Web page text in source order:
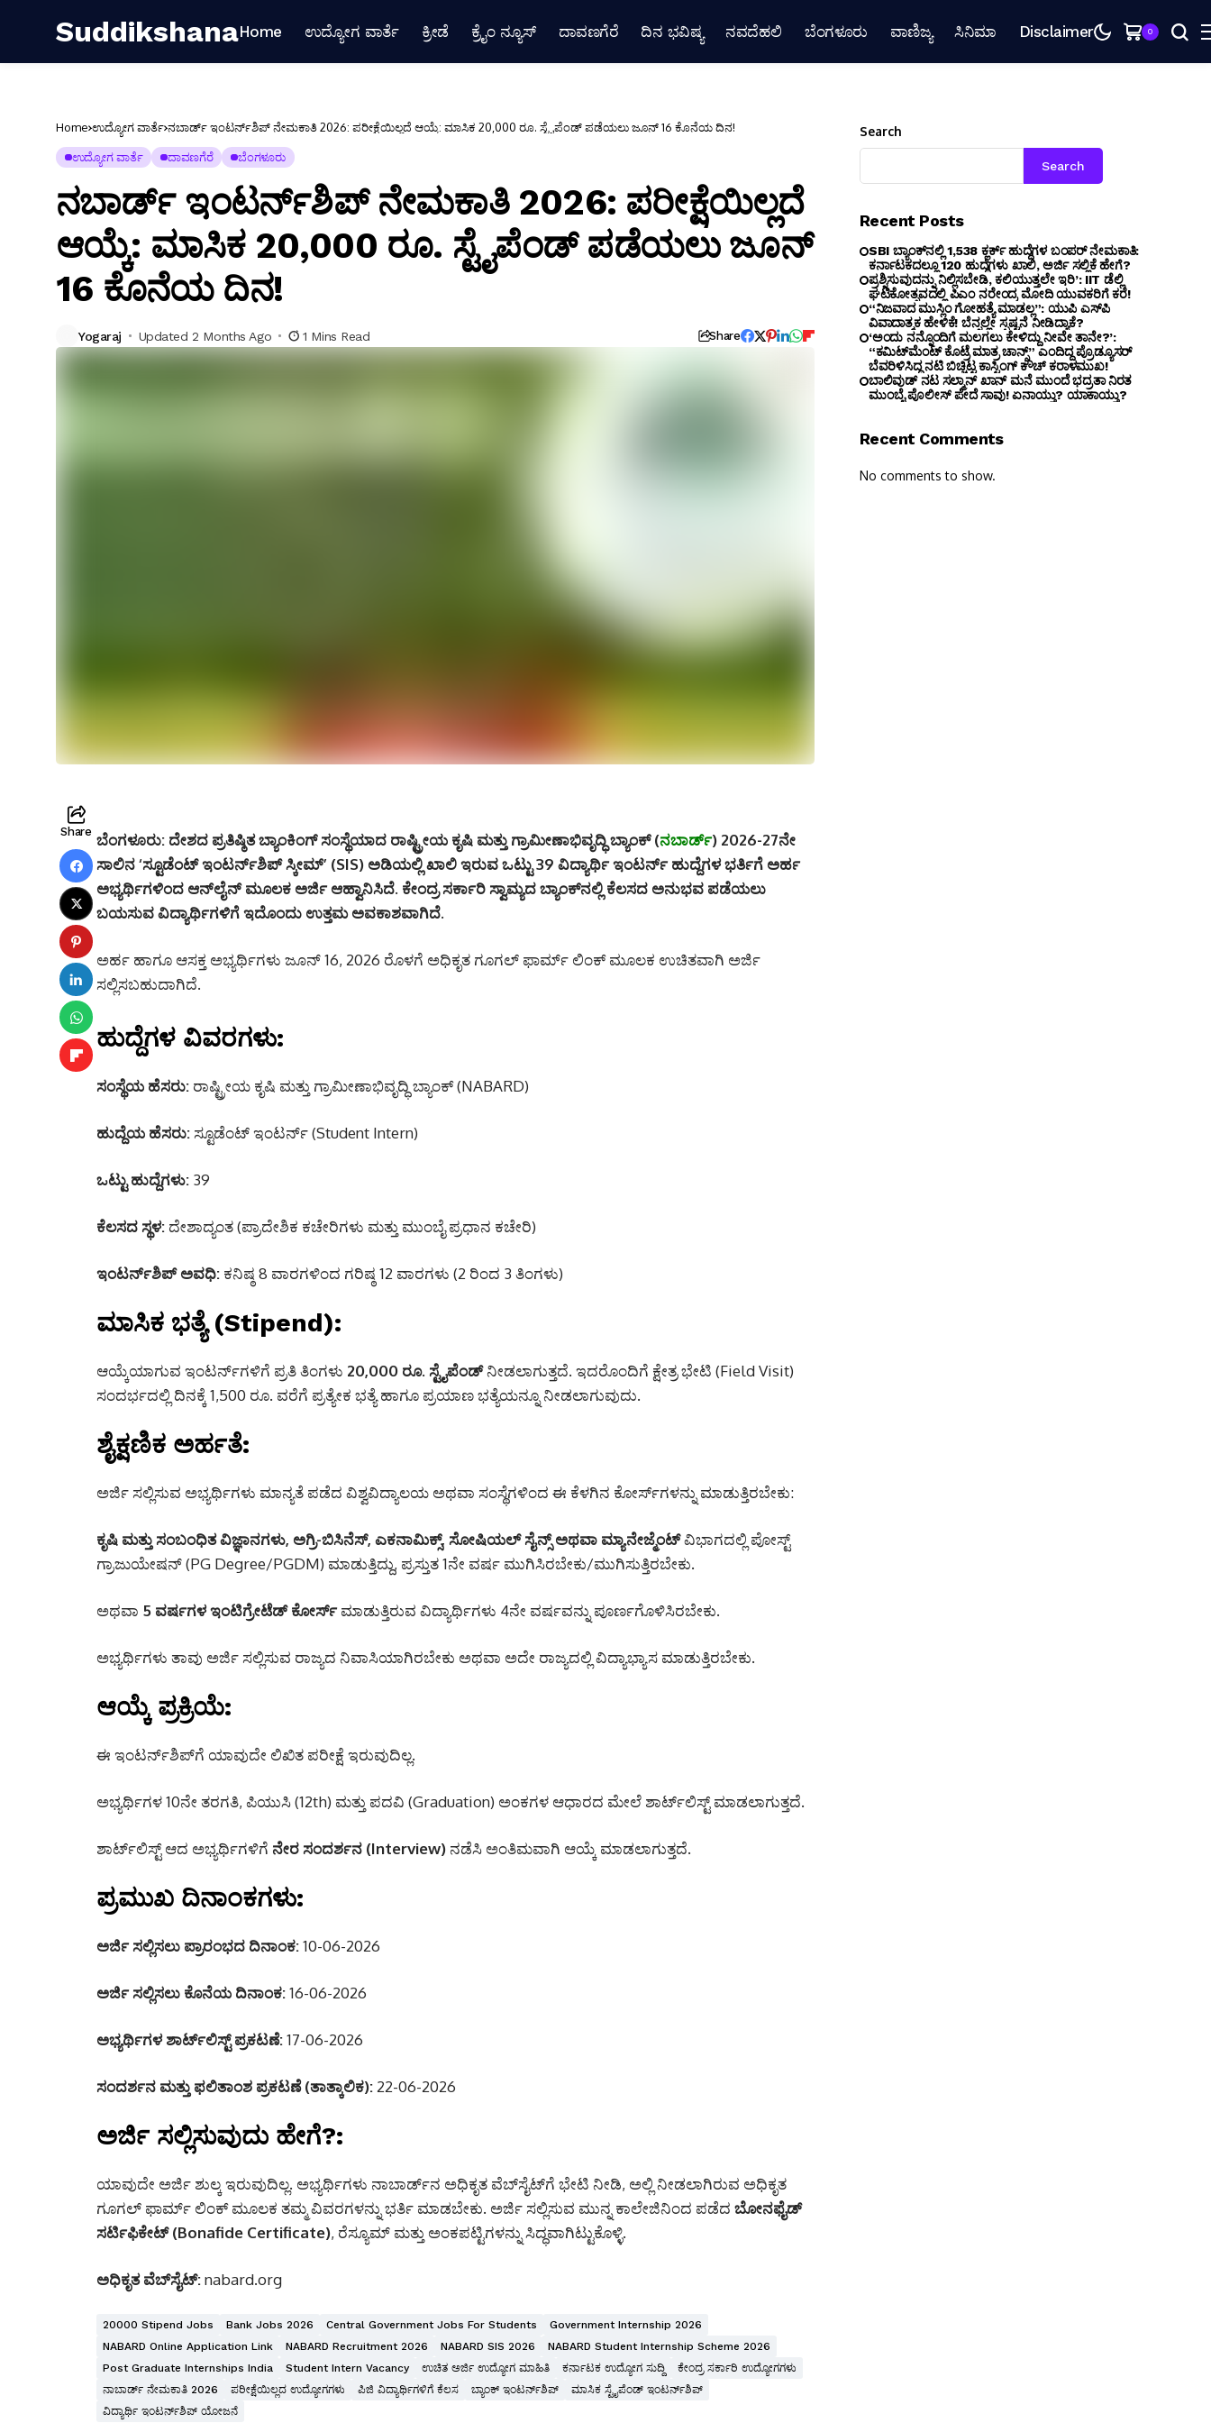
SuddikshanaHome ಉದ್ಯೋಗ ವಾರ್ತೆ ಕ್ರೀಡೆ ಕ್ರೈಂ ನ್ಯೂಸ್ ದಾವಣಗೆರೆ ದಿನ ಭವಿಷ್ಯ ನವದೆಹಲಿ ಬೆಂಗಳೂರು ವಾಣಿಜ್ಯ ಸಿನಿಮಾ Disclaimer 0
Home ಉದ್ಯೋಗ ವಾರ್ತೆ ನಬಾರ್ಡ್ ಇಂಟರ್ನ್‌ಶಿಪ್ ನೇಮಕಾತಿ 2026: ಪರೀಕ್ಷೆಯಿಲ್ಲದೆ ಆಯ್ಕೆ: ಮಾಸಿಕ 20,000 ರೂ. ಸ್ಟೈಪೆಂಡ್ ಪಡೆಯಲು ಜೂನ್ 16 ಕೊನೆಯ ದಿನ!
ಉದ್ಯೋಗ ವಾರ್ತೆ ದಾವಣಗೆರೆ ಬೆಂಗಳೂರು
ನಬಾರ್ಡ್ ಇಂಟರ್ನ್‌ಶಿಪ್ ನೇಮಕಾತಿ 2026: ಪರೀಕ್ಷೆಯಿಲ್ಲದೆ
ಆಯ್ಕೆ: ಮಾಸಿಕ 20,000 ರೂ. ಸ್ಟೈಪೆಂಡ್ ಪಡೆಯಲು ಜೂನ್
16 ಕೊನೆಯ ದಿನ!
Yogaraj Updated 2 Months Ago 1 Mins Read Share
Share ಬೆಂಗಳೂರು: ದೇಶದ ಪ್ರತಿಷ್ಠಿತ ಬ್ಯಾಂಕಿಂಗ್ ಸಂಸ್ಥೆಯಾದ ರಾಷ್ಟ್ರೀಯ ಕೃಷಿ ಮತ್ತು ಗ್ರಾಮೀಣಾಭಿವೃದ್ಧಿ ಬ್ಯಾಂಕ್ (ನಬಾರ್ಡ್) 2026-27ನೇ
ಸಾಲಿನ ‘ಸ್ಟೂಡೆಂಟ್ ಇಂಟರ್ನ್‌ಶಿಪ್ ಸ್ಕೀಮ್’ (SIS) ಅಡಿಯಲ್ಲಿ ಖಾಲಿ ಇರುವ ಒಟ್ಟು 39 ವಿದ್ಯಾರ್ಥಿ ಇಂಟರ್ನ್ ಹುದ್ದೆಗಳ ಭರ್ತಿಗೆ ಅರ್ಹ
ಅಭ್ಯರ್ಥಿಗಳಿಂದ ಆನ್‌ಲೈನ್ ಮೂಲಕ ಅರ್ಜಿ ಆಹ್ವಾನಿಸಿದೆ. ಕೇಂದ್ರ ಸರ್ಕಾರಿ ಸ್ವಾಮ್ಯದ ಬ್ಯಾಂಕ್‌ನಲ್ಲಿ ಕೆಲಸದ ಅನುಭವ ಪಡೆಯಲು
ಬಯಸುವ ವಿದ್ಯಾರ್ಥಿಗಳಿಗೆ ಇದೊಂದು ಉತ್ತಮ ಅವಕಾಶವಾಗಿದೆ.
ಅರ್ಹ ಹಾಗೂ ಆಸಕ್ತ ಅಭ್ಯರ್ಥಿಗಳು ಜೂನ್ 16, 2026 ರೊಳಗೆ ಅಧಿಕೃತ ಗೂಗಲ್ ಫಾರ್ಮ್ ಲಿಂಕ್ ಮೂಲಕ ಉಚಿತವಾಗಿ ಅರ್ಜಿ
ಸಲ್ಲಿಸಬಹುದಾಗಿದೆ.
ಹುದ್ದೆಗಳ ವಿವರಗಳು:
ಸಂಸ್ಥೆಯ ಹೆಸರು: ರಾಷ್ಟ್ರೀಯ ಕೃಷಿ ಮತ್ತು ಗ್ರಾಮೀಣಾಭಿವೃದ್ಧಿ ಬ್ಯಾಂಕ್ (NABARD)
ಹುದ್ದೆಯ ಹೆಸರು: ಸ್ಟೂಡೆಂಟ್ ಇಂಟರ್ನ್ (Student Intern)
ಒಟ್ಟು ಹುದ್ದೆಗಳು: 39
ಕೆಲಸದ ಸ್ಥಳ: ದೇಶಾದ್ಯಂತ (ಪ್ರಾದೇಶಿಕ ಕಚೇರಿಗಳು ಮತ್ತು ಮುಂಬೈ ಪ್ರಧಾನ ಕಚೇರಿ)
ಇಂಟರ್ನ್‌ಶಿಪ್ ಅವಧಿ: ಕನಿಷ್ಠ 8 ವಾರಗಳಿಂದ ಗರಿಷ್ಠ 12 ವಾರಗಳು (2 ರಿಂದ 3 ತಿಂಗಳು)
ಮಾಸಿಕ ಭತ್ಯೆ (Stipend):
ಆಯ್ಕೆಯಾಗುವ ಇಂಟರ್ನ್‌ಗಳಿಗೆ ಪ್ರತಿ ತಿಂಗಳು 20,000 ರೂ. ಸ್ಟೈಪೆಂಡ್ನೀಡಲಾಗುತ್ತದೆ. ಇದರೊಂದಿಗೆ ಕ್ಷೇತ್ರ ಭೇಟಿ (Field Visit)
ಸಂದರ್ಭದಲ್ಲಿ ದಿನಕ್ಕೆ 1,500 ರೂ. ವರೆಗೆ ಪ್ರತ್ಯೇಕ ಭತ್ಯೆ ಹಾಗೂ ಪ್ರಯಾಣ ಭತ್ಯೆಯನ್ನೂ ನೀಡಲಾಗುವುದು.
ಶೈಕ್ಷಣಿಕ ಅರ್ಹತೆ:
ಅರ್ಜಿ ಸಲ್ಲಿಸುವ ಅಭ್ಯರ್ಥಿಗಳು ಮಾನ್ಯತೆ ಪಡೆದ ವಿಶ್ವವಿದ್ಯಾಲಯ ಅಥವಾ ಸಂಸ್ಥೆಗಳಿಂದ ಈ ಕೆಳಗಿನ ಕೋರ್ಸ್‌ಗಳನ್ನು ಮಾಡುತ್ತಿರಬೇಕು:
ಕೃಷಿ ಮತ್ತು ಸಂಬಂಧಿತ ವಿಜ್ಞಾನಗಳು, ಅಗ್ರಿ-ಬಿಸಿನೆಸ್, ಎಕನಾಮಿಕ್ಸ್, ಸೋಷಿಯಲ್ ಸೈನ್ಸ್ ಅಥವಾ ಮ್ಯಾನೇಜ್ಮೆಂಟ್ವಿಭಾಗದಲ್ಲಿ ಪೋಸ್ಟ್
ಗ್ರಾಜುಯೇಷನ್ (PG Degree/PGDM) ಮಾಡುತ್ತಿದ್ದು, ಪ್ರಸ್ತುತ 1ನೇ ವರ್ಷ ಮುಗಿಸಿರಬೇಕು/ಮುಗಿಸುತ್ತಿರಬೇಕು.
ಅಥವಾ 5 ವರ್ಷಗಳ ಇಂಟಿಗ್ರೇಟೆಡ್ ಕೋರ್ಸ್ಮಾಡುತ್ತಿರುವ ವಿದ್ಯಾರ್ಥಿಗಳು 4ನೇ ವರ್ಷವನ್ನು ಪೂರ್ಣಗೊಳಿಸಿರಬೇಕು.
ಅಭ್ಯರ್ಥಿಗಳು ತಾವು ಅರ್ಜಿ ಸಲ್ಲಿಸುವ ರಾಜ್ಯದ ನಿವಾಸಿಯಾಗಿರಬೇಕು ಅಥವಾ ಅದೇ ರಾಜ್ಯದಲ್ಲಿ ವಿದ್ಯಾಭ್ಯಾಸ ಮಾಡುತ್ತಿರಬೇಕು.
ಆಯ್ಕೆ ಪ್ರಕ್ರಿಯೆ:
ಈ ಇಂಟರ್ನ್‌ಶಿಪ್‌ಗೆ ಯಾವುದೇ ಲಿಖಿತ ಪರೀಕ್ಷೆ ಇರುವುದಿಲ್ಲ.
ಅಭ್ಯರ್ಥಿಗಳ 10ನೇ ತರಗತಿ, ಪಿಯುಸಿ (12th) ಮತ್ತು ಪದವಿ (Graduation) ಅಂಕಗಳ ಆಧಾರದ ಮೇಲೆ ಶಾರ್ಟ್‌ಲಿಸ್ಟ್ ಮಾಡಲಾಗುತ್ತದೆ.
ಶಾರ್ಟ್‌ಲಿಸ್ಟ್ ಆದ ಅಭ್ಯರ್ಥಿಗಳಿಗೆ ನೇರ ಸಂದರ್ಶನ (Interview) ನಡೆಸಿ ಅಂತಿಮವಾಗಿ ಆಯ್ಕೆ ಮಾಡಲಾಗುತ್ತದೆ.
ಪ್ರಮುಖ ದಿನಾಂಕಗಳು:
ಅರ್ಜಿ ಸಲ್ಲಿಸಲು ಪ್ರಾರಂಭದ ದಿನಾಂಕ:10-06-2026
ಅರ್ಜಿ ಸಲ್ಲಿಸಲು ಕೊನೆಯ ದಿನಾಂಕ:16-06-2026
ಅಭ್ಯರ್ಥಿಗಳ ಶಾರ್ಟ್‌ಲಿಸ್ಟ್ ಪ್ರಕಟಣೆ:17-06-2026
ಸಂದರ್ಶನ ಮತ್ತು ಫಲಿತಾಂಶ ಪ್ರಕಟಣೆ (ತಾತ್ಕಾಲಿಕ): 22-06-2026
ಅರ್ಜಿ ಸಲ್ಲಿಸುವುದು ಹೇಗೆ?:
ಯಾವುದೇ ಅರ್ಜಿ ಶುಲ್ಕ ಇರುವುದಿಲ್ಲ. ಅಭ್ಯರ್ಥಿಗಳು ನಾಬಾರ್ಡ್‌ನ ಅಧಿಕೃತ ವೆಬ್‌ಸೈಟ್‌ಗೆ ಭೇಟಿ ನೀಡಿ, ಅಲ್ಲಿ ನೀಡಲಾಗಿರುವ ಅಧಿಕೃತ
ಗೂಗಲ್ ಫಾರ್ಮ್ ಲಿಂಕ್ ಮೂಲಕ ತಮ್ಮ ವಿವರಗಳನ್ನು ಭರ್ತಿ ಮಾಡಬೇಕು. ಅರ್ಜಿ ಸಲ್ಲಿಸುವ ಮುನ್ನ ಕಾಲೇಜಿನಿಂದ ಪಡೆದ ಬೋನಫೈಡ್
ಸರ್ಟಿಫಿಕೇಟ್ (Bonafide Certificate), ರೆಸ್ಯೂಮ್ ಮತ್ತು ಅಂಕಪಟ್ಟಿಗಳನ್ನು ಸಿದ್ಧವಾಗಿಟ್ಟುಕೊಳ್ಳಿ.
ಅಧಿಕೃತ ವೆಬ್‌ಸೈಟ್:nabard.org
20000 Stipend Jobs Bank Jobs 2026 Central Government Jobs For Students
Government Internship 2026
NABARD Online Application Link
NABARD Recruitment 2026 NABARD SIS 2026
NABARD Student Internship Scheme 2026
Post Graduate Internships India
Student Intern Vacancy ಉಚಿತ ಅರ್ಜಿ ಉದ್ಯೋಗ ಮಾಹಿತಿ ಕರ್ನಾಟಕ ಉದ್ಯೋಗ ಸುದ್ದಿ
ಕೇಂದ್ರ ಸರ್ಕಾರಿ ಉದ್ಯೋಗಗಳು
ನಾಬಾರ್ಡ್ ನೇಮಕಾತಿ 2026
ಪರೀಕ್ಷೆಯಿಲ್ಲದ ಉದ್ಯೋಗಗಳು ಪಿಜಿ ವಿದ್ಯಾರ್ಥಿಗಳಿಗೆ ಕೆಲಸ ಬ್ಯಾಂಕ್ ಇಂಟರ್ನ್‌ಶಿಪ್
ಮಾಸಿಕ ಸ್ಟೈಪೆಂಡ್ ಇಂಟರ್ನ್‌ಶಿಪ್
ವಿದ್ಯಾರ್ಥಿ ಇಂಟರ್ನ್‌ಶಿಪ್ ಯೋಜನೆ
Search
Search
Recent Posts
SBI ಬ್ಯಾಂಕ್‌ನಲ್ಲಿ 1,538 ಕ್ಲರ್ಕ್ ಹುದ್ದೆಗಳ ಬಂಪರ್ ನೇಮಕಾತಿ:
ಕರ್ನಾಟಕದಲ್ಲೂ 120 ಹುದ್ದೆಗಳು ಖಾಲಿ, ಅರ್ಜಿ ಸಲ್ಲಿಕೆ ಹೇಗೆ?
ಪ್ರಶ್ನಿಸುವುದನ್ನು ನಿಲ್ಲಿಸಬೇಡಿ, ಕಲಿಯುತ್ತಲೇ ಇರಿ’: IIT ಡೆಲ್ಲಿ
ಘಟಿಕೋತ್ಸವದಲ್ಲಿ ಪಿಎಂ ನರೇಂದ್ರ ಮೋದಿ ಯುವಕರಿಗೆ ಕರೆ!
“ನಿಜವಾದ ಮುಸ್ಲಿಂ ಗೋಹತ್ಯೆ ಮಾಡಲ್ಲ”: ಯುಪಿ ಎಸ್‌ಪಿ
ವಿವಾದಾತ್ಮಕ ಹೇಳಿಕೆ! ಬೆನ್ನಲ್ಲೇ ಸ್ಪಷ್ಟನೆ ನೀಡಿದ್ಯಾಕೆ?
‘ಅಂದು ನನ್ನೊಂದಿಗೆ ಮಲಗಲು ಕೇಳಿದ್ದು ನೀವೇ ತಾನೇ?’:
“ಕಮಿಟ್‌ಮೆಂಟ್ ಕೊಟ್ರೆ ಮಾತ್ರ ಚಾನ್ಸ್” ಎಂದಿದ್ದ ಪ್ರೊಡ್ಯೂಸರ್
ಬೆವರಿಳಿಸಿದ್ದ ನಟಿ ಬಿಚ್ಚಿಟ್ಟ ಕಾಸ್ಟಿಂಗ್ ಕೌಚ್ ಕರಾಳಮುಖ!
ಬಾಲಿವುಡ್ ನಟ ಸಲ್ಮಾನ್ ಖಾನ್ ಮನೆ ಮುಂದೆ ಭದ್ರತಾ ನಿರತ
ಮುಂಬೈ ಪೊಲೀಸ್ ಪೇದೆ ಸಾವು! ಏನಾಯ್ತು? ಯಾಕಾಯ್ತು?
Recent Comments
No comments to show.